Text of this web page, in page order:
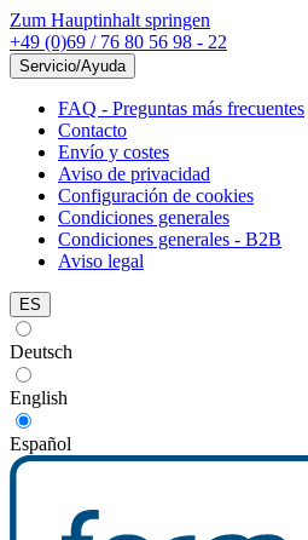
Zum Hauptinhalt springen
+49 (0)69 / 76 80 56 98 - 22
Servicio/Ayuda
FAQ - Preguntas más frecuentes
Contacto
Envío y costes
Aviso de privacidad
Configuración de cookies
Condiciones generales
Condiciones generales - B2B
Aviso legal
ES
Deutsch
English
Español